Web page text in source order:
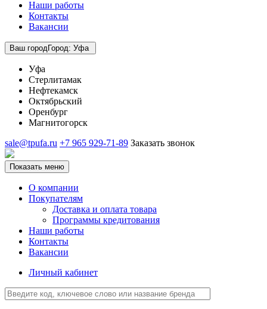
Наши работы
Контакты
Вакансии
Ваш городГород: Уфа
Уфа
Стерлитамак
Нефтекамск
Октябрьский
Оренбург
Магнитогорск
sale@tpufa.ru +7 965 929-71-89 Заказать звонок
Показать меню
О компании
Покупателям
Доставка и оплата товара
Программы кредитования
Наши работы
Контакты
Вакансии
Личный кабинет